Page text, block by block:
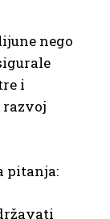
nego
i
razvoj
pitanja: